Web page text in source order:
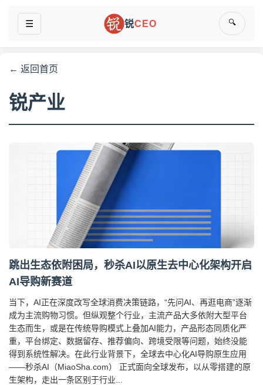
☰ 锐CEO 🔍
← 返回首页
锐产业
跳出生态依附困局，秒杀AI以原生去中心化架构开启
AI导购新赛道
当下，AI正在深度改写全球消费决策链路，“先问AI、再逛电商”逐渐
成为主流购物习惯。但纵观整个行业，主流产品大多依附大型平台
生态而生，或是在传统导购模式上叠加AI能力，产品形态同质化严
重，平台绑定、数据留存、推荐偏向、跨境受限等问题，始终没能
得到系统性解决。在此行业背景下，全球去中心化AI导购原生应用
——秒杀AI（MiaoSha.com） 正式面向全球发布，以从零搭建的原
生架构，走出一条区别于行业...